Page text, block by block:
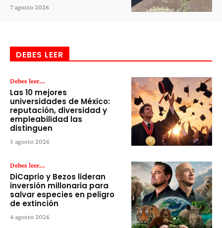
7 agosto 2026
DEBES LEER
Debes leer...
Las 10 mejores
universidades de México:
reputación, diversidad y
empleabilidad las
distinguen
5 agosto 2026
Debes leer...
DiCaprio y Bezos lideran
inversión millonaria para
salvar especies en peligro
de extinción
4 agosto 2026